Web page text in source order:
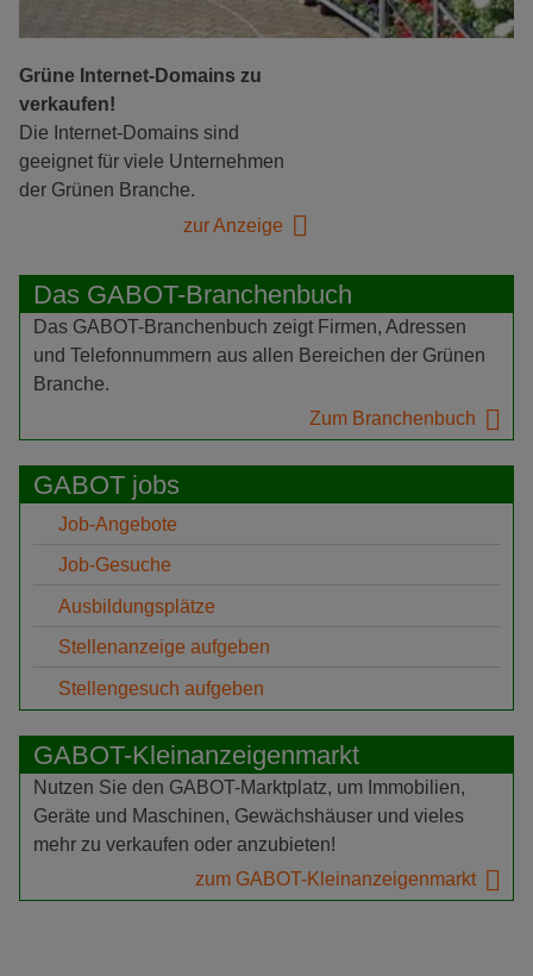
Grüne Internet-Domains zu
verkaufen!
Die Internet-Domains sind
geeignet für viele Unternehmen
der Grünen Branche.
zur Anzeige
Das GABOT-Branchenbuch
Das GABOT-Branchenbuch zeigt Firmen, Adressen
und Telefonnummern aus allen Bereichen der Grünen
Branche.
Zum Branchenbuch
GABOT jobs
Job-Angebote
Job-Gesuche
Ausbildungsplätze
Stellenanzeige aufgeben
Stellengesuch aufgeben
GABOT-Kleinanzeigenmarkt
Nutzen Sie den GABOT-Marktplatz, um Immobilien,
Geräte und Maschinen, Gewächshäuser und vieles
mehr zu verkaufen oder anzubieten!
zum GABOT-Kleinanzeigenmarkt